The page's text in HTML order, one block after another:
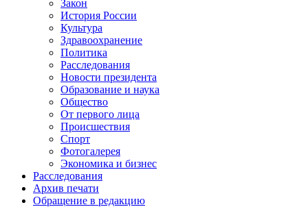
Закон
История России
Культура
Здравоохранение
Политика
Расследования
Новости президента
Образование и наука
Общество
От первого лица
Происшествия
Спорт
Фотогалерея
Экономика и бизнес
Расследования
Архив печати
Обращение в редакцию